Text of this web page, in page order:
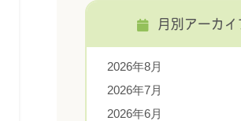
月別アーカイ
2026年8月
2026年7月
2026年6月